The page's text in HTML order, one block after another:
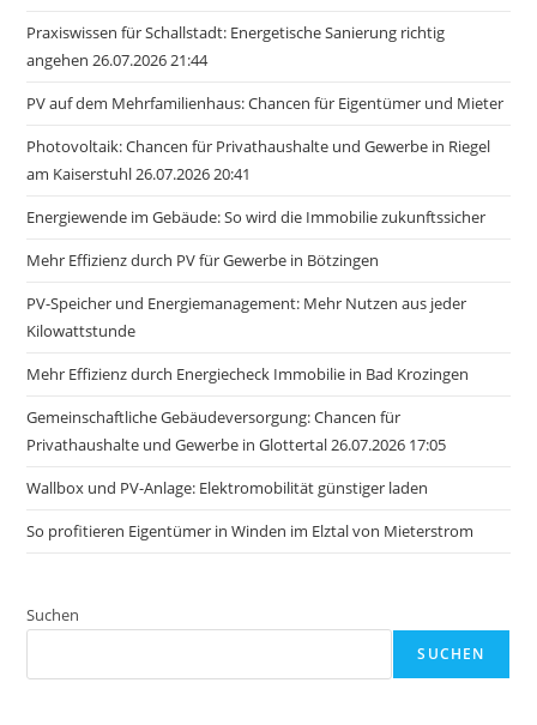
Praxiswissen für Schallstadt: Energetische Sanierung richtig
angehen 26.07.2026 21:44
PV auf dem Mehrfamilienhaus: Chancen für Eigentümer und Mieter
Photovoltaik: Chancen für Privathaushalte und Gewerbe in Riegel
am Kaiserstuhl 26.07.2026 20:41
Energiewende im Gebäude: So wird die Immobilie zukunftssicher
Mehr Effizienz durch PV für Gewerbe in Bötzingen
PV-Speicher und Energiemanagement: Mehr Nutzen aus jeder
Kilowattstunde
Mehr Effizienz durch Energiecheck Immobilie in Bad Krozingen
Gemeinschaftliche Gebäudeversorgung: Chancen für
Privathaushalte und Gewerbe in Glottertal 26.07.2026 17:05
Wallbox und PV-Anlage: Elektromobilität günstiger laden
So profitieren Eigentümer in Winden im Elztal von Mieterstrom
Suchen
SUCHEN